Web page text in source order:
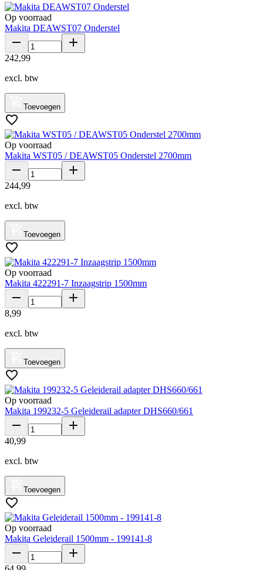
Op voorraad
Makita DEAWST07 Onderstel
242,99
excl. btw
Toevoegen
Op voorraad
Makita WST05 / DEAWST05 Onderstel 2700mm
244,99
excl. btw
Toevoegen
Op voorraad
Makita 422291-7 Inzaagstrip 1500mm
8,99
excl. btw
Toevoegen
Op voorraad
Makita 199232-5 Geleiderail adapter DHS660/661
40,99
excl. btw
Toevoegen
Op voorraad
Makita Geleiderail 1500mm - 199141-8